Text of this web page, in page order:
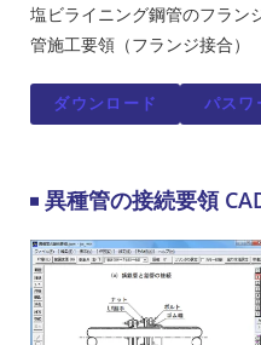
塩ビライニング鋼管のフラン
管施工要領（フランジ接合）
ダウンロード パスワ
異種管の接続要領